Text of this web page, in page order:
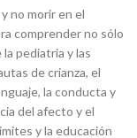
no morir en el
comprender no sólo
pediatria y las
de crianza, el
la conducta y
del afecto y el
y la educación